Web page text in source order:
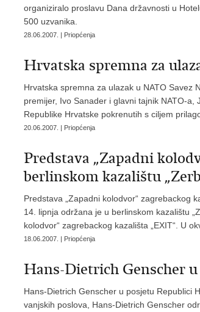
organiziralo proslavu Dana državnosti u
500 uzvanika.
28.06.2007. | Priopćenja
Hrvatska spremna za
Hrvatska spremna za ulazak u NATO Savez
premijer, Ivo Sanader i glavni tajnik NATO-
Republike Hrvatske pokrenutih s ciljem
20.06.2007. | Priopćenja
Predstava „Zapadni
berlinskom kazalištu
Predstava „Zapadni kolodvor“ zagrebackog
14. lipnja održana je u berlinskom kazalištu
kolodvor“ zagrebackog kazališta „EXIT“. U
18.06.2007. | Priopćenja
Hans-Dietrich Genscher
Hans-Dietrich Genscher u posjetu Republici
vanjskih poslova, Hans-Dietrich Genscher